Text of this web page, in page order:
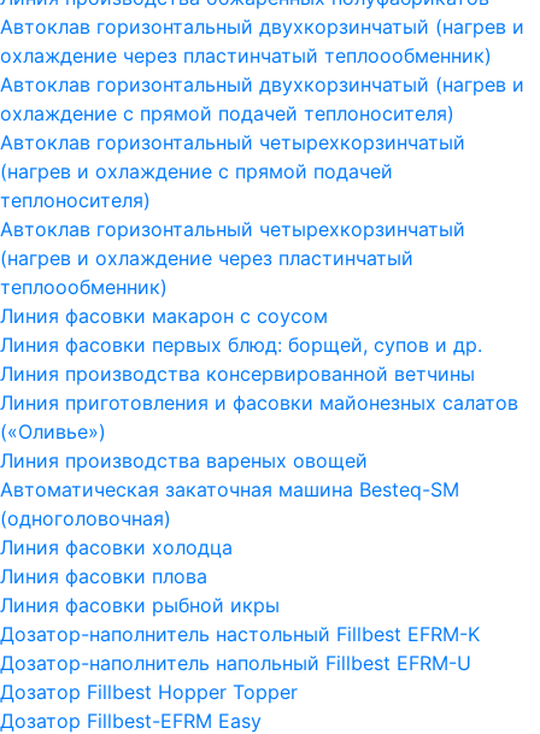
Автоклав горизонтальный двухкорзинчатый (нагрев и
охлаждение через пластинчатый теплоообменник)
Автоклав горизонтальный двухкорзинчатый (нагрев и
охлаждение с прямой подачей теплоносителя)
Автоклав горизонтальный четырехкорзинчатый
(нагрев и охлаждение с прямой подачей
теплоносителя)
Автоклав горизонтальный четырехкорзинчатый
(нагрев и охлаждение через пластинчатый
теплоообменник)
Линия фасовки макарон с соусом
Линия фасовки первых блюд: борщей, супов и др.
Линия производства консервированной ветчины
Линия приготовления и фасовки майонезных салатов
(«Оливье»)
Линия производства вареных овощей
Автоматическая закаточная машина Besteq-SM
(одноголовочная)
Линия фасовки холодца
Линия фасовки плова
Линия фасовки рыбной икры
Дозатор-наполнитель настольный Fillbest EFRM-K
Дозатор-наполнитель напольный Fillbest EFRM-U
Дозатор Fillbest Hopper Topper
Дозатор Fillbest-EFRM Easy